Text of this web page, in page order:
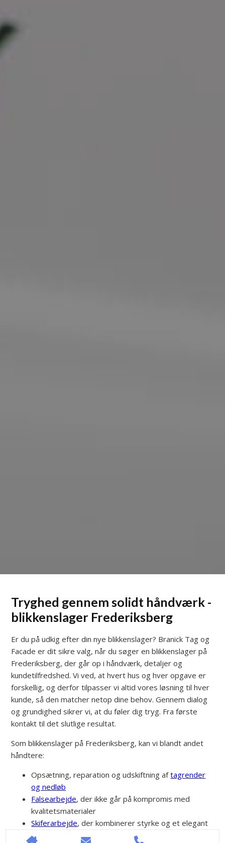
Tryghed gennem solidt håndværk -
blikkenslager Frederiksberg
Er du på udkig efter din nye blikkenslager? Branick Tag og
Facade er dit sikre valg, når du søger en blikkenslager på
Frederiksberg, der går op i håndværk, detaljer og
kundetilfredshed. Vi ved, at hvert hus og hver opgave er
forskellig, og derfor tilpasser vi altid vores løsning til hver
kunde, så den matcher netop dine behov. Gennem dialog
og grundighed sikrer vi, at du føler dig tryg. Fra første
kontakt til det slutlige resultat.
Som blikkenslager på Frederiksberg, kan vi blandt andet
håndtere:
Opsætning, reparation og udskiftning aftagrender
og nedløb
Falsearbejde, der ikke går på kompromis med
kvalitetsmaterialer
Skiferarbejde, der kombinerer styrke og et elegant
udtryk